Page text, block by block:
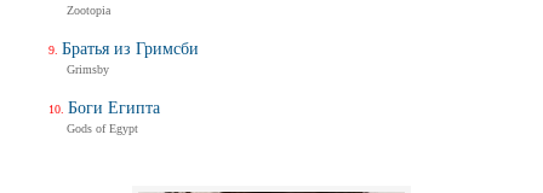
Zootopia
Братья из Гримсби
Grimsby
Боги Египта
Gods of Egypt